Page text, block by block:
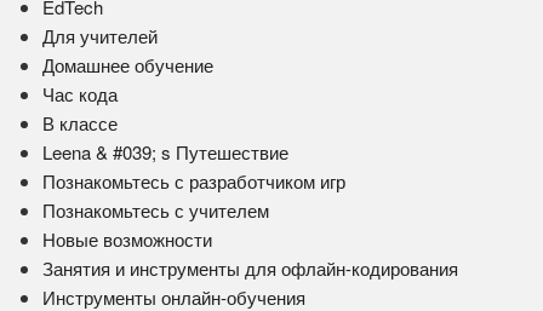
EdTech
Для учителей
Домашнее обучение
Час кода
В классе
Leena & #039; s Путешествие
Познакомьтесь с разработчиком игр
Познакомьтесь с учителем
Новые возможности
Занятия и инструменты для офлайн-кодирования
Инструменты онлайн-обучения